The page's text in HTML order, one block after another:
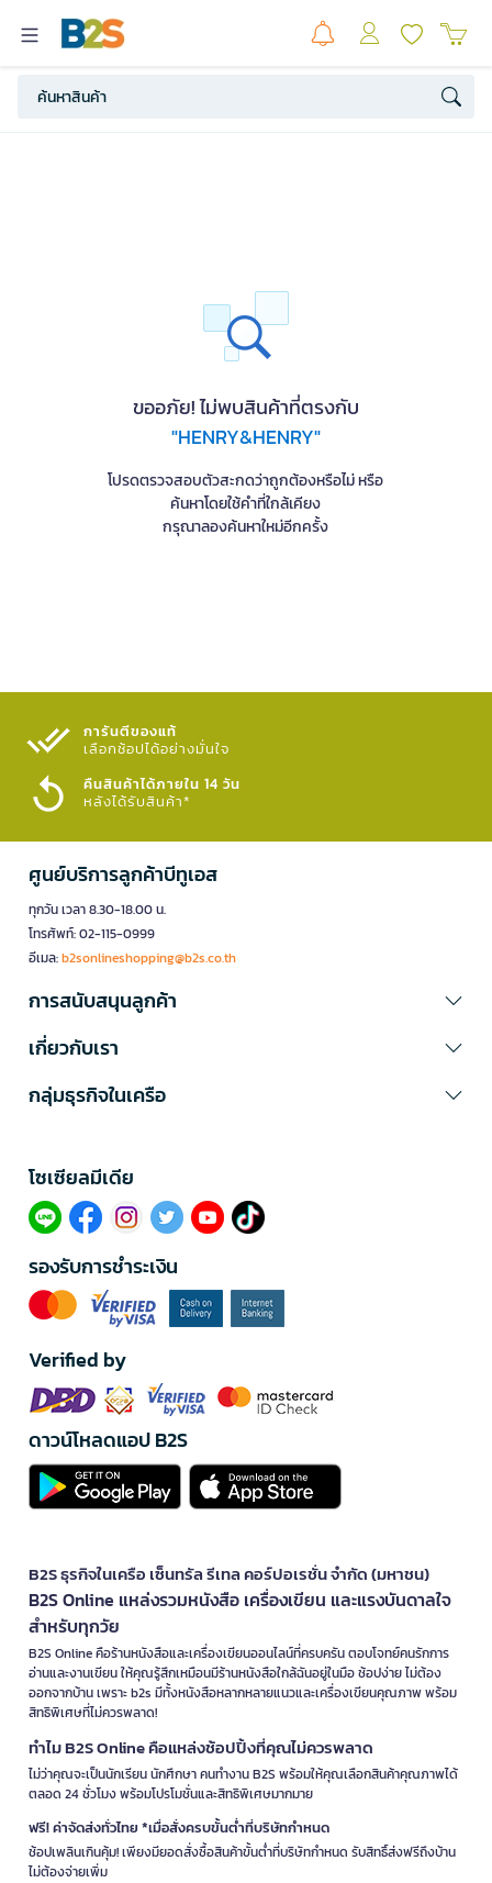
ขออภัย! ไม่พบสินค้าที่ตรงกับ
"HENRY&HENRY"
โปรดตรวจสอบตัวสะกดว่าถูกต้องหรือไม่ หรือ
ค้นหาโดยใช้คำที่ใกล้เคียง
กรุณาลองค้นหาใหม่อีกครั้ง
การันตีของแท้
เลือกช้อปได้อย่างมั่นใจ​
คืนสินค้าได้ภายใน 14 วัน
หลังได้รับสินค้า*
ศูนย์บริการลูกค้าบีทูเอส
ทุกวัน เวลา 8.30-18.00 น.
โทรศัพท์: 02-115-0999
อีเมล:b2sonlineshopping@b2s.co.th
การสนับสนุนลูกค้า
เกี่ยวกับเรา
กลุ่มธุรกิจในเครือ
โซเซียลมีเดีย​
รองรับการชำระเงิน
Verified by
ดาวน์โหลดแอป B2S
B2S ธุรกิจในเครือ เซ็นทรัล รีเทล คอร์ปอเรชั่น จำกัด (มหาชน)
B2S Online แหล่งรวมหนังสือ เครื่องเขียน และแรงบันดาลใจ
สำหรับทุกวัย
B2S Online คือร้านหนังสือและเครื่องเขียนออนไลน์ที่ครบครัน ตอบโจทย์คนรักการ
อ่านและงานเขียน ให้คุณรู้สึกเหมือนมีร้านหนังสือใกล้ฉันอยู่ในมือ ช้อปง่าย ไม่ต้อง
ออกจากบ้าน เพราะ b2s มีทั้งหนังสือหลากหลายแนวและเครื่องเขียนคุณภาพ พร้อม
สิทธิพิเศษที่ไม่ควรพลาด!
ทำไม B2S Online คือแหล่งช้อปปิ้งที่คุณไม่ควรพลาด
ไม่ว่าคุณจะเป็นนักเรียน นักศึกษา คนทำงาน B2S พร้อมให้คุณเลือกสินค้าคุณภาพได้
ตลอด 24 ชั่วโมง พร้อมโปรโมชั่นและสิทธิพิเศษมากมาย
ฟรี! ค่าจัดส่งทั่วไทย *เมื่อสั่งครบขั้นต่ำที่บริษัทกำหนด
ช้อปเพลินเกินคุ้ม! เพียงมียอดสั่งซื้อสินค้าขั้นต่ำที่บริษัทกำหนด รับสิทธิ์ส่งฟรีถึงบ้าน
ไม่ต้องจ่ายเพิ่ม